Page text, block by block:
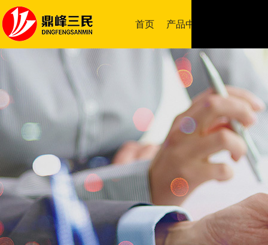
首页 产品中心